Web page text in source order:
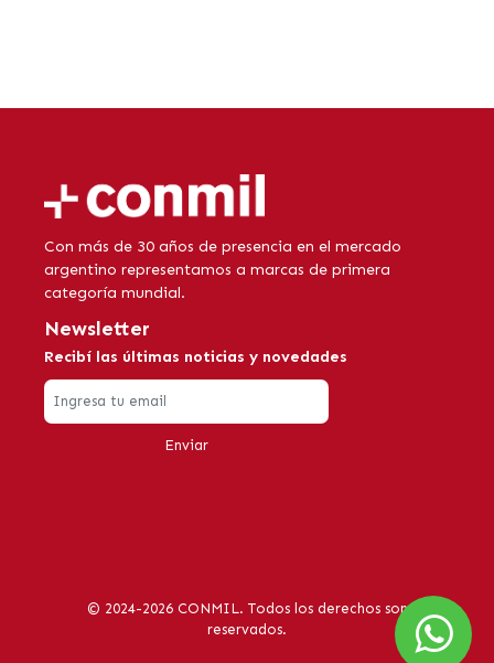
Con más de 30 años de presencia en el mercado
argentino representamos a marcas de primera
categoría mundial.
Newsletter
Recibí las últimas noticias y novedades
Enviar
© 2024-2026 CONMIL. Todos los derechos son
reservados.